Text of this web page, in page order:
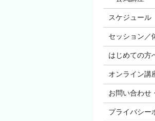
スケジュール
セッション／
はじめての方
オンライン講
お問い合わせ
プライバシー